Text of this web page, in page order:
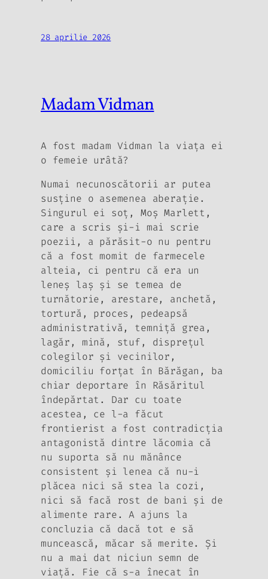
28 aprilie 2026
Madam Vidman
A fost madam Vidman la viaţa ei
o femeie urâtă?
Numai necunoscătorii ar putea
susţine o asemenea aberaţie.
Singurul ei soţ, Moş Marlett,
care a scris şi-i mai scrie
poezii, a părăsit-o nu pentru
că a fost momit de farmecele
alteia, ci pentru că era un
leneş laş şi se temea de
turnătorie, arestare, anchetă,
tortură, proces, pedeapsă
administrativă, temniţă grea,
lagăr, mină, stuf, dispreţul
colegilor şi vecinilor,
domiciliu forţat în Bărăgan, ba
chiar deportare în Răsăritul
îndepărtat. Dar cu toate
acestea, ce l-a făcut
frontierist a fost contradicţia
antagonistă dintre lăcomia că
nu suporta să nu mănânce
consistent şi lenea că nu-i
plăcea nici să stea la cozi,
nici să facă rost de bani şi de
alimente rare. A ajuns la
concluzia că dacă tot e să
muncească, măcar să merite. Şi
nu a mai dat niciun semn de
viaţă. Fie că s-a înecat în